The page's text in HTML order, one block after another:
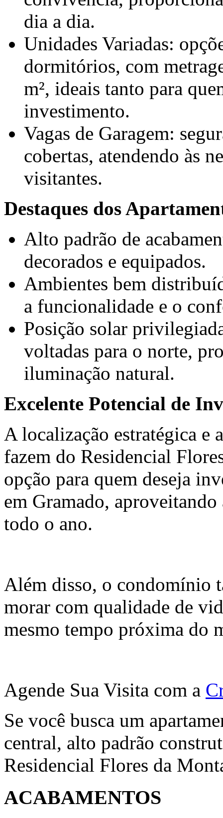
dia a dia.
Unidades Variadas:
dormitórios, com
m², ideais tanto para
investimento.
Vagas de Garagem:
cobertas, atendendo às
visitantes.
Destaques dos
Alto padrão de
decorados e equipados.
Ambientes bem
a funcionalidade e o
Posição solar
voltadas para o norte,
iluminação natural.
Excelente Potencial de
A localização estratégica e
fazem do Residencial
opção para quem deseja
em Gramado,
todo o ano.
Além disso, o condomínio
morar com qualidade de
mesmo tempo próxima do
Agende Sua Visita com a
Se você busca um
central, alto padrão
Residencial Flores da
ACABAMENTOS